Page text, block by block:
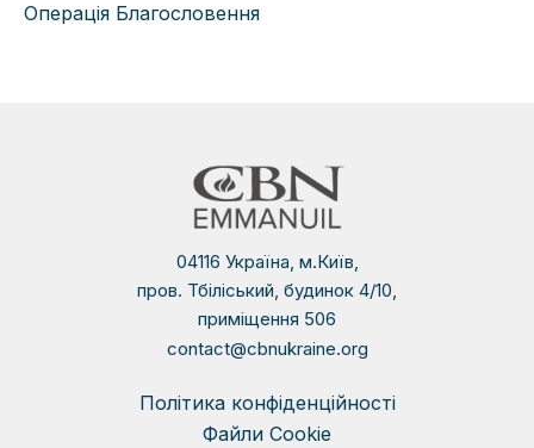
Операція Благословення
04116 Україна, м.Київ,
пров. Тбіліський, будинок 4/10,
приміщення 506
contact@cbnukraine.org
Політика конфіденційності
Файли Сookie